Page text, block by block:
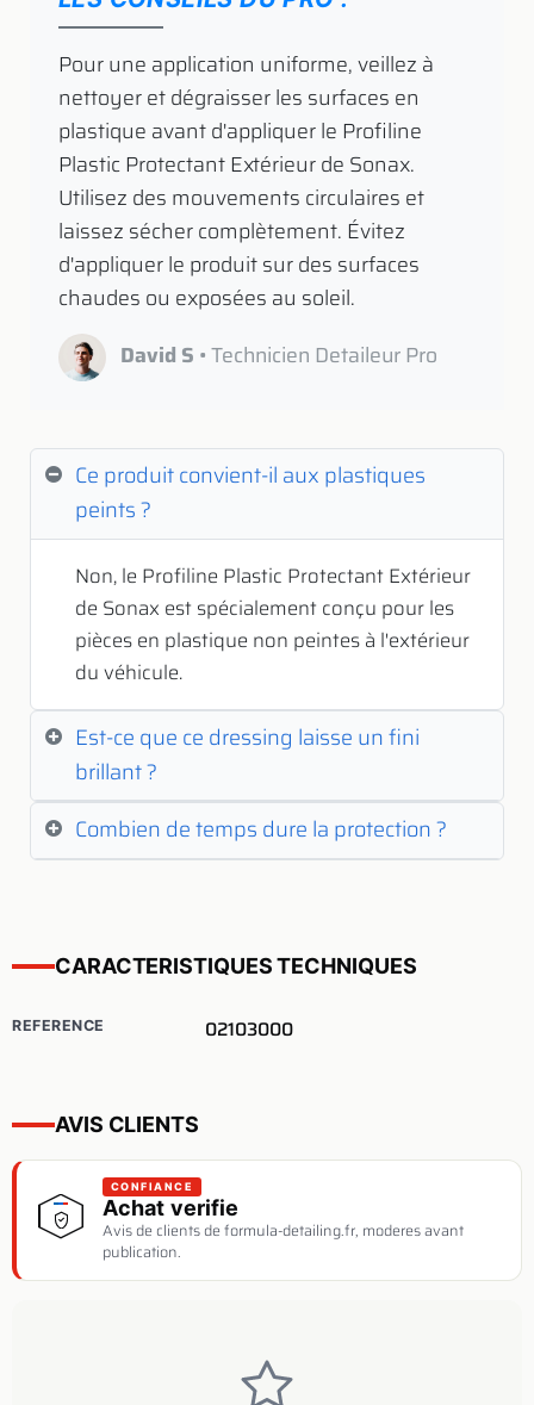
​ Pour une application uniforme, veillez à
nettoyer et dégraisser les surfaces en
plastique avant d'appliquer le Profiline
Plastic Protectant Extérieur de Sonax.
Utilisez des mouvements circulaires et
laissez sécher complètement. Évitez
d'appliquer le produit sur des surfaces
chaudes ou exposées au soleil.
David S • Technicien Detaileur Pro
Ce produit convient-il aux plastiques
peints ?
Non, le Profiline Plastic Protectant Extérieur
de Sonax est spécialement conçu pour les
pièces en plastique non peintes à l'extérieur
du véhicule.
Est-ce que ce dressing laisse un fini
brillant ?
Combien de temps dure la protection ?
CARACTERISTIQUES TECHNIQUES
REFERENCE 02103000
AVIS CLIENTS
CONFIANCE
Achat verifie
Avis de clients de formula-detailing.fr, moderes avant
publication.